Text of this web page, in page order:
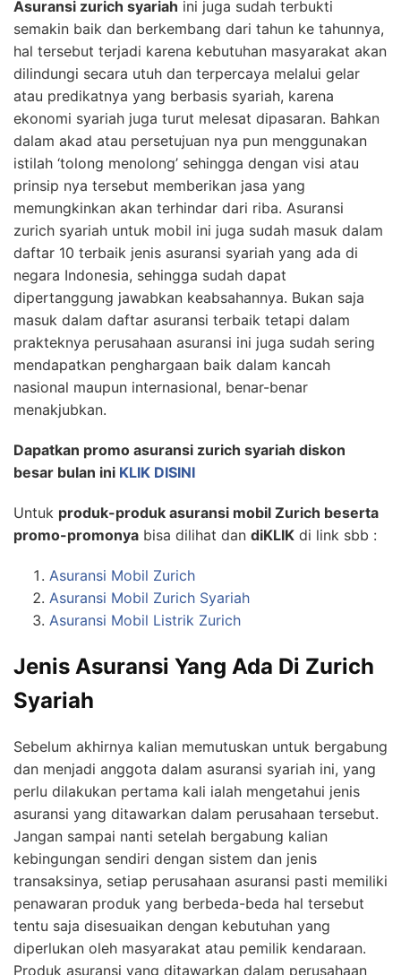
Asuransi zurich syariah ini juga sudah terbukti
semakin baik dan berkembang dari tahun ke tahunnya,
hal tersebut terjadi karena kebutuhan masyarakat akan
dilindungi secara utuh dan terpercaya melalui gelar
atau predikatnya yang berbasis syariah, karena
ekonomi syariah juga turut melesat dipasaran. Bahkan
dalam akad atau persetujuan nya pun menggunakan
istilah ‘tolong menolong’ sehingga dengan visi atau
prinsip nya tersebut memberikan jasa yang
memungkinkan akan terhindar dari riba. Asuransi
zurich syariah untuk mobil ini juga sudah masuk dalam
daftar 10 terbaik jenis asuransi syariah yang ada di
negara Indonesia, sehingga sudah dapat
dipertanggung jawabkan keabsahannya. Bukan saja
masuk dalam daftar asuransi terbaik tetapi dalam
prakteknya perusahaan asuransi ini juga sudah sering
mendapatkan penghargaan baik dalam kancah
nasional maupun internasional, benar-benar
menakjubkan.
Dapatkan promo asuransi zurich syariah diskon
besar bulan ini KLIK DISINI
Untuk produk-produk asuransi mobil Zurich beserta
promo-promonya bisa dilihat dan diKLIK di link sbb :
Asuransi Mobil Zurich
Asuransi Mobil Zurich Syariah
Asuransi Mobil Listrik Zurich
Jenis Asuransi Yang Ada Di Zurich
Syariah
Sebelum akhirnya kalian memutuskan untuk bergabung
dan menjadi anggota dalam asuransi syariah ini, yang
perlu dilakukan pertama kali ialah mengetahui jenis
asuransi yang ditawarkan dalam perusahaan tersebut.
Jangan sampai nanti setelah bergabung kalian
kebingungan sendiri dengan sistem dan jenis
transaksinya, setiap perusahaan asuransi pasti memiliki
penawaran produk yang berbeda-beda hal tersebut
tentu saja disesuaikan dengan kebutuhan yang
diperlukan oleh masyarakat atau pemilik kendaraan.
Produk asuransi yang ditawarkan dalam perusahaan